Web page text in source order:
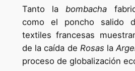
Tanto labombacha
como el poncho salido
textiles francesas
de la caída de Rosas la
proceso de globalización